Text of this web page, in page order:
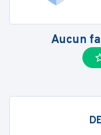
Aucun